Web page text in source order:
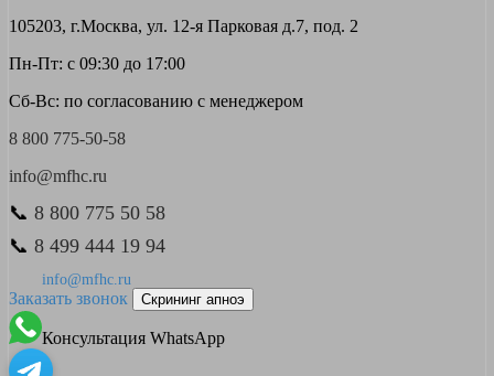
105203, г.Москва, ул. 12-я Парковая д.7, под. 2
Пн-Пт: с 09:30 до 17:00
Сб-Вс: по согласованию с менеджером
8 800 775-50-58
info@mfhc.ru
📞 8 800 775 50 58
📞 8 499 444 19 94
info@mfhc.ru
Заказать звонок Скрининг апноэ
Консультация WhatsApp